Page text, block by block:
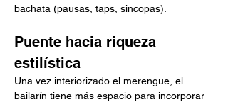
bachata (pausas, taps, sincopas).
Puente hacia riqueza
estilística
Una vez interiorizado el merengue, el
bailarín tiene más espacio para incorporar